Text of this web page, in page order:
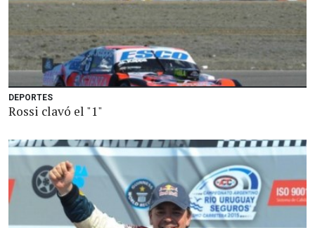
DEPORTES
Rossi clavó el "1"